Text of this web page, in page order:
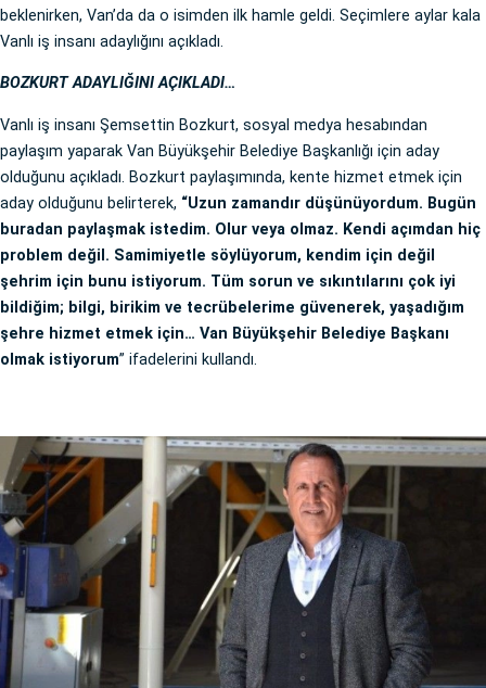
beklenirken, Van’da da o isimden ilk hamle geldi. Seçimlere aylar kala
Vanlı iş insanı adaylığını açıkladı.
BOZKURT ADAYLIĞINI AÇIKLADI…
Vanlı iş insanı Şemsettin Bozkurt, sosyal medya hesabından
paylaşım yaparak Van Büyükşehir Belediye Başkanlığı için aday
olduğunu açıkladı. Bozkurt paylaşımında, kente hizmet etmek için
aday olduğunu belirterek, “Uzun zamandır düşünüyordum. Bugün
buradan paylaşmak istedim. Olur veya olmaz. Kendi açımdan hiç
problem değil. Samimiyetle söylüyorum, kendim için değil
şehrim için bunu istiyorum. Tüm sorun ve sıkıntılarını çok iyi
bildiğim; bilgi, birikim ve tecrübelerime güvenerek, yaşadığım
şehre hizmet etmek için… Van Büyükşehir Belediye Başkanı
olmak istiyorum” ifadelerini kullandı.